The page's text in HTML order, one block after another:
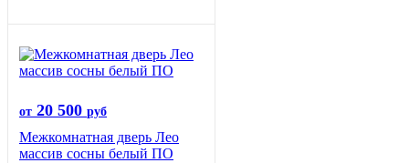
от 20 500 руб
Межкомнатная дверь Лео
массив сосны белый ПО